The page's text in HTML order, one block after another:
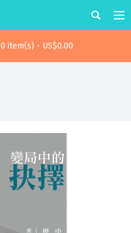
0 item(s) - US$0.00